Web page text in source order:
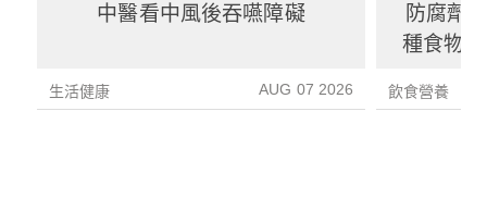
中醫看中風後吞嚥障礙
生活健康 AUG 07 2026
防腐劑
種食物
飲食營養